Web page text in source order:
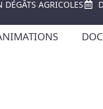
DÉGÂTS AGRICOLES